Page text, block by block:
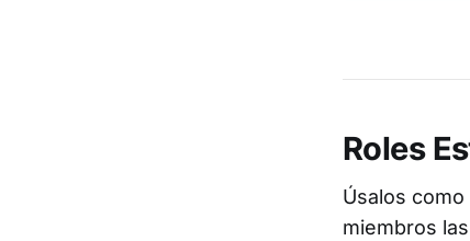
Roles
Úsalos
miembros